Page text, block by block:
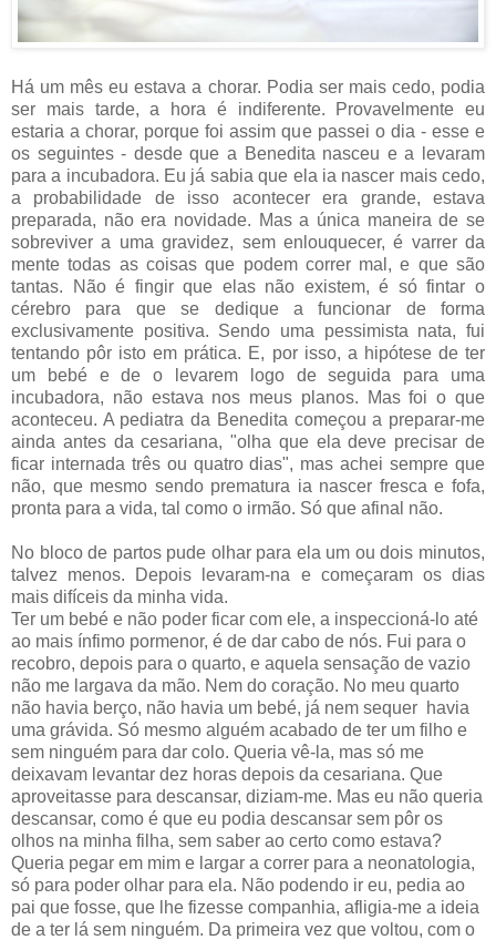
Há um mês eu estava a chorar. Podia ser mais cedo, podia
ser mais tarde, a hora é indiferente. Provavelmente eu
estaria a chorar, porque foi assim que passei o dia - esse e
os seguintes - desde que a Benedita nasceu e a levaram
para a incubadora. Eu já sabia que ela ia nascer mais cedo,
a probabilidade de isso acontecer era grande, estava
preparada, não era novidade. Mas a única maneira de se
sobreviver a uma gravidez, sem enlouquecer, é varrer da
mente todas as coisas que podem correr mal, e que são
tantas. Não é fingir que elas não existem, é só fintar o
cérebro para que se dedique a funcionar de forma
exclusivamente positiva. Sendo uma pessimista nata, fui
tentando pôr isto em prática. E, por isso, a hipótese de ter
um bebé e de o levarem logo de seguida para uma
incubadora, não estava nos meus planos. Mas foi o que
aconteceu. A pediatra da Benedita começou a preparar-me
ainda antes da cesariana, "olha que ela deve precisar de
ficar internada três ou quatro dias", mas achei sempre que
não, que mesmo sendo prematura ia nascer fresca e fofa,
pronta para a vida, tal como o irmão. Só que afinal não.
No bloco de partos pude olhar para ela um ou dois minutos,
talvez menos. Depois levaram-na e começaram os dias
mais difíceis da minha vida.
Ter um bebé e não poder ficar com ele, a inspeccioná-lo até
ao mais ínfimo pormenor, é de dar cabo de nós. Fui para o
recobro, depois para o quarto, e aquela sensação de vazio
não me largava da mão. Nem do coração. No meu quarto
não havia berço, não havia um bebé, já nem sequer havia
uma grávida. Só mesmo alguém acabado de ter um filho e
sem ninguém para dar colo. Queria vê-la, mas só me
deixavam levantar dez horas depois da cesariana. Que
aproveitasse para descansar, diziam-me. Mas eu não queria
descansar, como é que eu podia descansar sem pôr os
olhos na minha filha, sem saber ao certo como estava?
Queria pegar em mim e largar a correr para a neonatologia,
só para poder olhar para ela. Não podendo ir eu, pedia ao
pai que fosse, que lhe fizesse companhia, afligia-me a ideia
de a ter lá sem ninguém. Da primeira vez que voltou, com o